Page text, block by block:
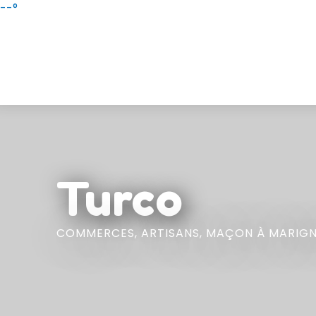
Aller
--°
Turco
COMMERCES, ARTISANS, MAÇON À